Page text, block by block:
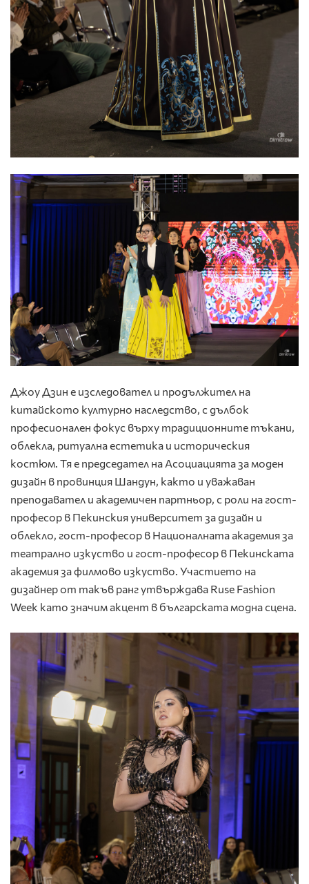
Джоу Дзин е изследовател и продължител на
китайското културно наследство, с дълбок
професионален фокус върху традиционните тъкани,
облекла, ритуална естетика и историческия
костюм. Тя е председател на Асоциацията за моден
дизайн в провинция Шандун, както и уважаван
преподавател и академичен партньор, с роли на гост-
професор в Пекинския университет за дизайн и
облекло, гост-професор в Националната академия за
театрално изкуство и гост-професор в Пекинската
академия за филмово изкуство. Участието на
дизайнер от такъв ранг утвърждава Ruse Fashion
Week като значим акцент в българската модна сцена.